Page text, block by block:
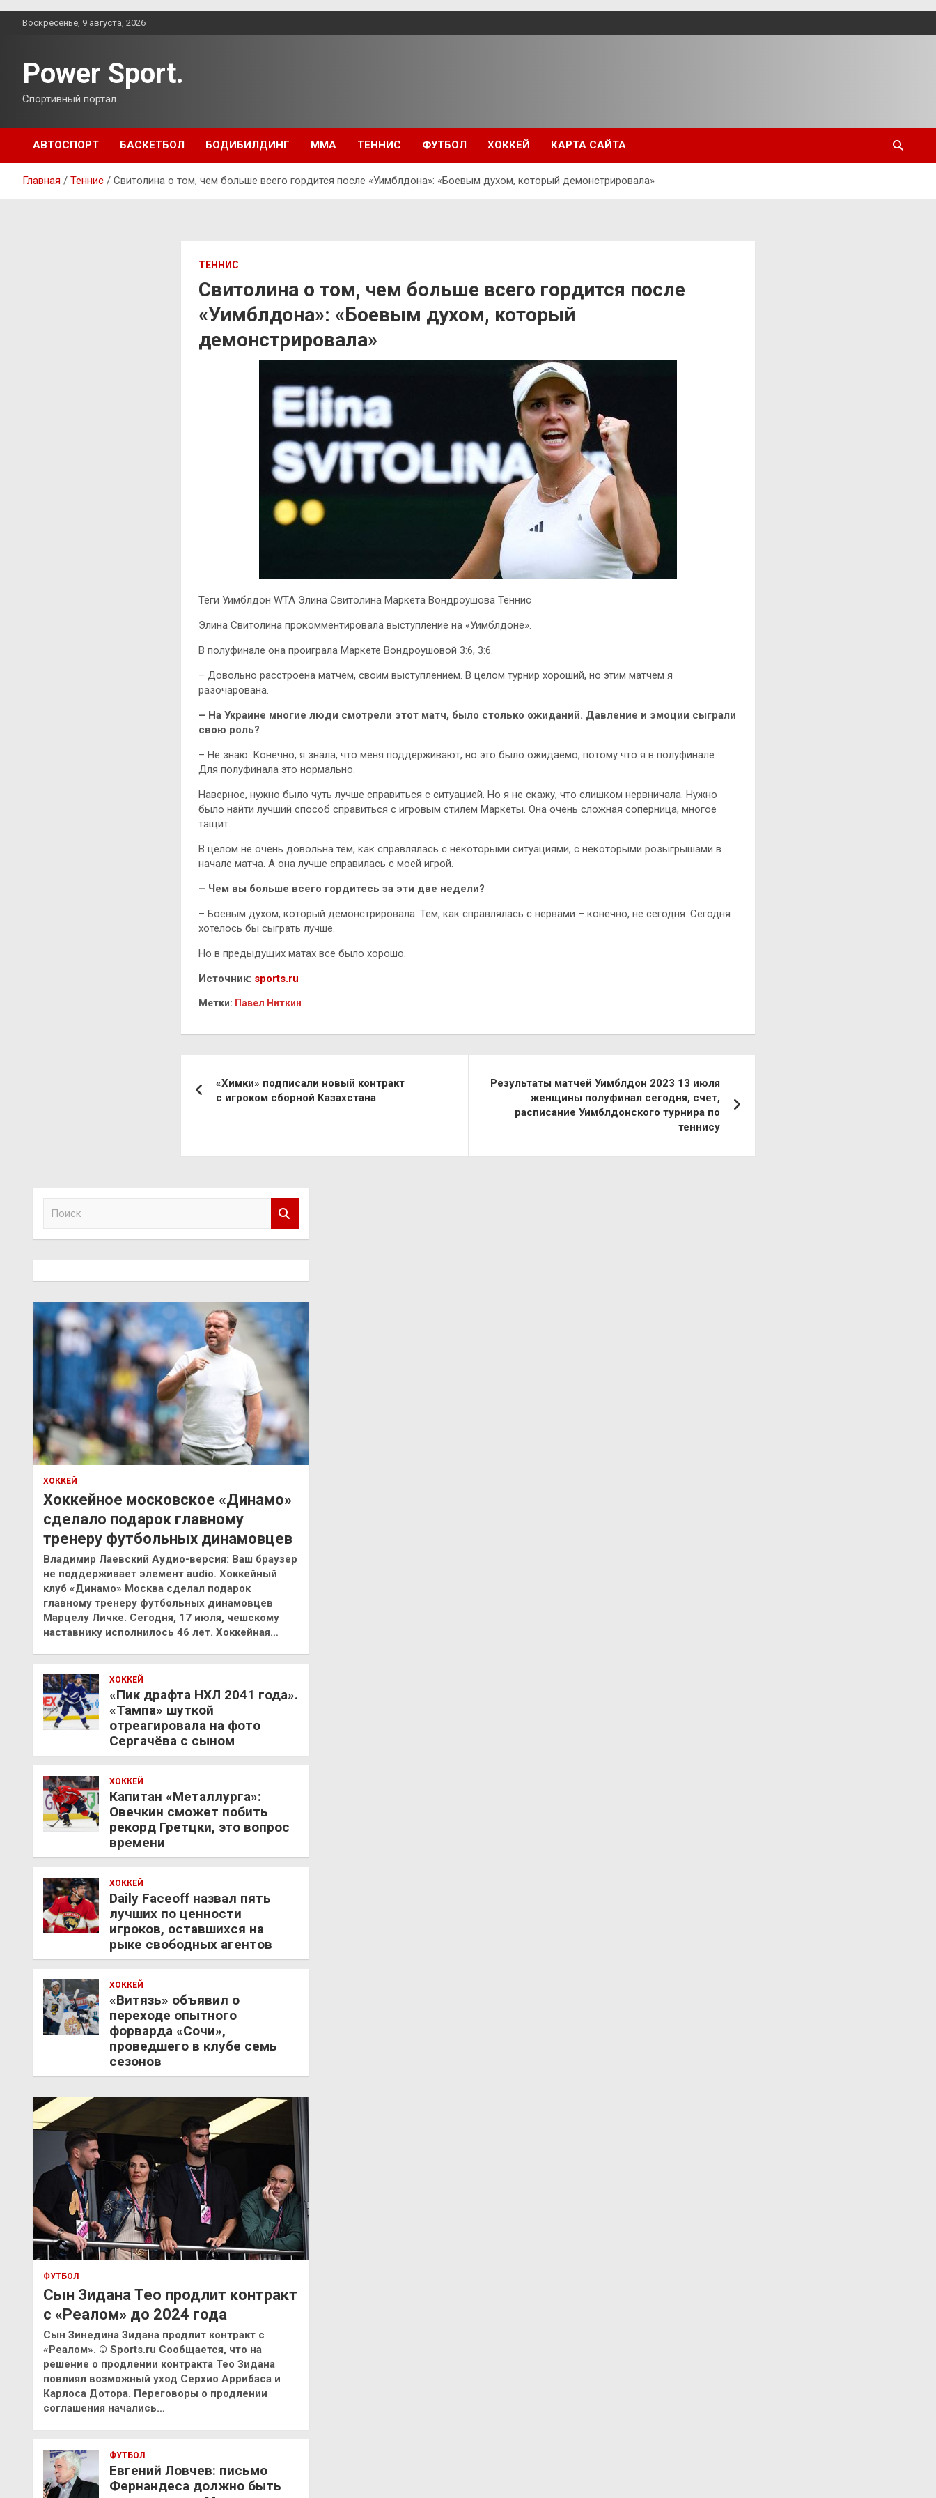
ПерейтиВоскресенье, 9 августа, 2026
Power Sport.
Спортивный портал.
АВТОСПОРТ БАСКЕТБОЛ БОДИБИЛДИНГ ММА ТЕННИС ФУТБОЛ ХОККЕЙ КАРТА САЙТА
Главная Теннис Свитолина о том, чем больше всего гордится после «Уимблдона»: «Боевым духом, который демонстрировала»
ТЕННИС
Свитолина о том, чем больше всего гордится после
«Уимблдона»: «Боевым духом, который
демонстрировала»
Теги Уимблдон WTA Элина Свитолина Маркета Вондроушова Теннис
Элина Свитолина прокомментировала выступление на «Уимблдоне».
В полуфинале она проиграла Маркете Вондроушовой 3:6, 3:6.
– Довольно расстроена матчем, своим выступлением. В целом турнир хороший, но этим матчем я
разочарована.
– На Украине многие люди смотрели этот матч, было столько ожиданий. Давление и эмоции сыграли
свою роль?
– Не знаю. Конечно, я знала, что меня поддерживают, но это было ожидаемо, потому что я в полуфинале.
Для полуфинала это нормально.
Наверное, нужно было чуть лучше справиться с ситуацией. Но я не скажу, что слишком нервничала. Нужно
было найти лучший способ справиться с игровым стилем Маркеты. Она очень сложная соперница, многое
тащит.
В целом не очень довольна тем, как справлялась с некоторыми ситуациями, с некоторыми розыгрышами в
начале матча. А она лучше справилась с моей игрой.
– Чем вы больше всего гордитесь за эти две недели?
– Боевым духом, который демонстрировала. Тем, как справлялась с нервами – конечно, не сегодня. Сегодня
хотелось бы сыграть лучше.
Но в предыдущих матах все было хорошо.
Источник: sports.ru
Метки: Павел Ниткин
по
«Химки» подписали новый контракт
с игроком сборной Казахстана
Результаты матчей Уимблдон 2023 13 июля
женщины полуфинал сегодня, счет,
расписание Уимблдонского турнира по
теннису
ХОККЕЙ
Хоккейное московское «Динамо»
сделало подарок главному
тренеру футбольных динамовцев
Владимир Лаевский Аудио-версия: Ваш браузер
не поддерживает элемент audio. Хоккейный
клуб «Динамо» Москва сделал подарок
главному тренеру футбольных динамовцев
Марцелу Личке. Сегодня, 17 июля, чешскому
наставнику исполнилось 46 лет. Хоккейная…
ХОККЕЙ
«Пик драфта НХЛ 2041 года».
«Тампа» шуткой
отреагировала на фото
Сергачёва с сыном
ХОККЕЙ
Капитан «Металлурга»:
Овечкин сможет побить
рекорд Гретцки, это вопрос
времени
ХОККЕЙ
Daily Faceoff назвал пять
лучших по ценности
игроков, оставшихся на
рыке свободных агентов
ХОККЕЙ
«Витязь» объявил о
переходе опытного
форварда «Сочи»,
проведшего в клубе семь
сезонов
ФУТБОЛ
Сын Зидана Тео продлит контракт
с «Реалом» до 2024 года
Сын Зинедина Зидана продлит контракт с
«Реалом». © Sports.ru Сообщается, что на
решение о продлении контракта Тео Зидана
повлиял возможный уход Серхио Аррибаса и
Карлоса Дотора. Переговоры о продлении
соглашения начались…
ФУТБОЛ
Евгений Ловчев: письмо
Фернандеса должно быть